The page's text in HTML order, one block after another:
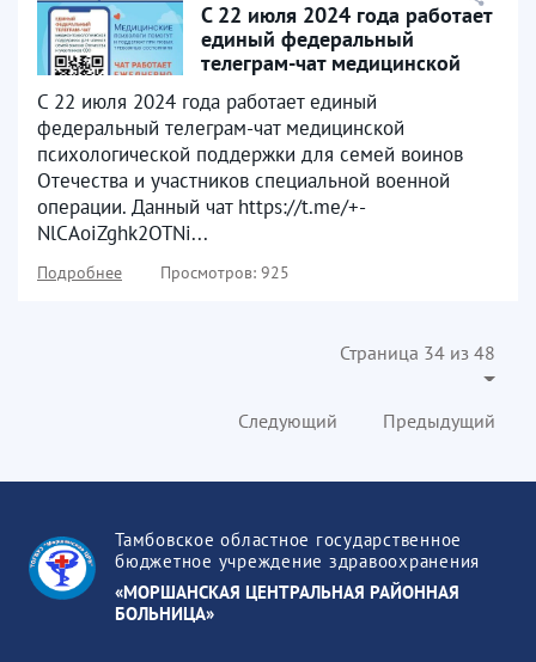
С 22 июля 2024 года работает
единый федеральный
телеграм-чат медицинской
психологической поддержки
С 22 июля 2024 года работает единый
федеральный телеграм-чат медицинской
психологической поддержки для семей воинов
Отечества и участников специальной военной
операции. Данный чат https://t.me/+-
NlCAoiZghk2OTNi...
Подробнее Просмотров: 925
Страница 34 из 48
Предыдущий
Следующий
Тамбовское областное государственное
бюджетное учреждение здравоохранения
«МОРШАНСКАЯ ЦЕНТРАЛЬНАЯ РАЙОННАЯ
БОЛЬНИЦА»